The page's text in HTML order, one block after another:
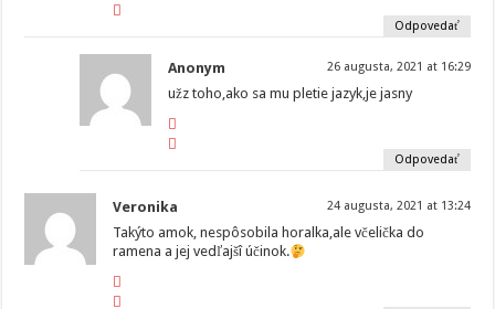
Odpovedať
Anonym 26 augusta, 2021 at 16:29
užz toho,ako sa mu pletie jazyk,je jasny
Odpovedať
Veronika 24 augusta, 2021 at 13:24
Takýto amok, nespôsobila horalka,ale včelička do
ramena a jej vedľajšî účinok.